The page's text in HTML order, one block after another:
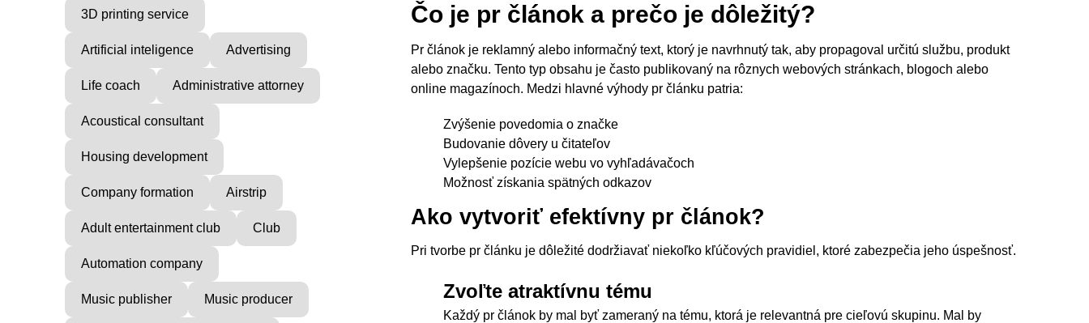
3D printing service
Artificial inteligence Advertising
Life coach Administrative attorney
Acoustical consultant
Housing development
Company formation Airstrip
Adult entertainment club Club
Automation company
Music publisher Music producer
Čo je pr článok a prečo je dôležitý?
Pr článok je reklamný alebo informačný text, ktorý je navrhnutý tak, aby propagoval určitú službu, produkt
alebo značku. Tento typ obsahu je často publikovaný na rôznych webových stránkach, blogoch alebo
online magazínoch. Medzi hlavné výhody pr článku patria:
Zvýšenie povedomia o značke
Budovanie dôvery u čitateľov
Vylepšenie pozície webu vo vyhľadávačoch
Možnosť získania spätných odkazov
Ako vytvoriť efektívny pr článok?
Pri tvorbe pr článku je dôležité dodržiavať niekoľko kľúčových pravidiel, ktoré zabezpečia jeho úspešnosť.
Zvoľte atraktívnu tému
Každý pr článok by mal byť zameraný na tému, ktorá je relevantná pre cieľovú skupinu. Mal by